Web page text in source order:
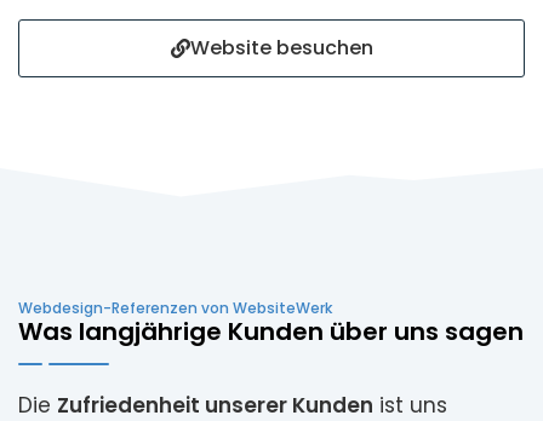
Website besuchen
Webdesign-Referenzen von WebsiteWerk
Was langjährige Kunden über uns sagen
Die Zufriedenheit unserer Kunden ist uns